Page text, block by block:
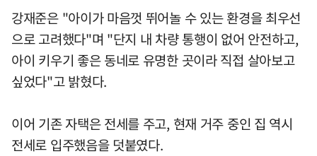
강재준은 "아이가 마음껏 뛰어놀 수 있는 환경을 최우선
으로 고려했다"며 "단지 내 차량 통행이 없어 안전하고,
아이 키우기 좋은 동네로 유명한 곳이라 직접 살아보고
싶었다"고 밝혔다.
이어 기존 자택은 전세를 주고, 현재 거주 중인 집 역시
전세로 입주했음을 덧붙였다.